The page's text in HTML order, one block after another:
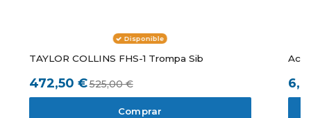
Disponible
TAYLOR COLLINS FHS-1 Trompa Sib
472,50 €525,00 €
Comprar